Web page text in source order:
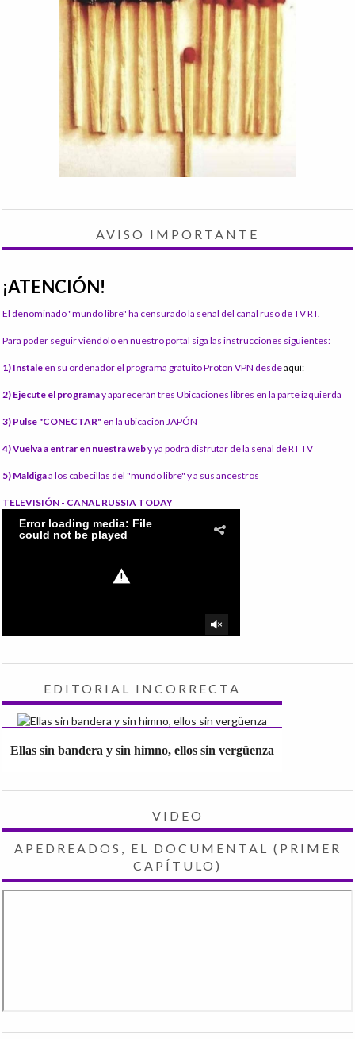
AVISO IMPORTANTE
¡ATENCIÓN!
El denominado "mundo libre" ha censurado la señal del canal ruso de TV RT.
Para poder seguir viéndolo en nuestro portal siga las instrucciones siguientes:
1) Instale en su ordenador el programa gratuito Proton VPN desdeaquí:
2) Ejecute el programay aparecerán tres Ubicaciones libres en la parte izquierda
3) Pulse "CONECTAR" en la ubicación JAPÓN
4) Vuelva a entrar en nuestra weby ya podrá disfrutar de la señal de RT TV
5) Maldigaa los cabecillas del "mundo libre" y a sus ancestros
TELEVISIÓN - CANAL RUSSIA TODAY
EDITORIAL INCORRECTA
Ellas sin bandera y sin himno, ellos sin vergüenza
VIDEO
APEDREADOS, EL DOCUMENTAL (PRIMER
CAPÍTULO)